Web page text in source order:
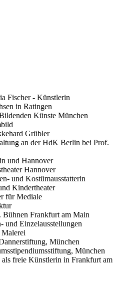
Fischer - Künstlerin
in Ratingen
Künste München
Grübler
an der HdK Berlin bei Prof.
und Hannover
Hannover
und Kostümausstatterin
Kindertheater
für Mediale
Bühnen Frankfurt am Main
und Einzelausstellungen
München
München
als freie Künstlerin in Frankfurt am